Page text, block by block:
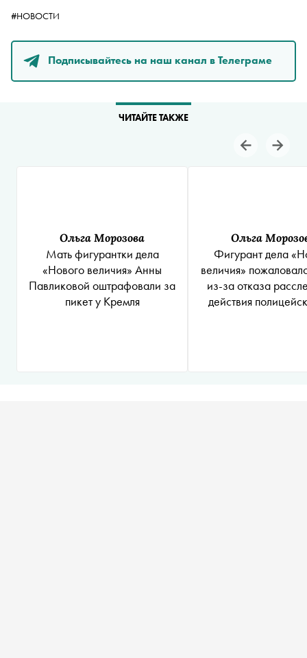
#НОВОСТИ
Подписывайтесь на наш канал в Телеграме
ЧИТАЙТЕ ТАКЖЕ
Ольга Морозова
Мать фигурантки дела
«Нового величия» Анны
Павликовой оштрафовали за
пикет у Кремля
Ольга
Фигурант дела
величия»
из-за отказа
действия